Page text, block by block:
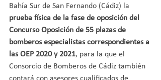
Bahía Sur de San Fernando (Cádiz) la
prueba física de la fase de oposición del
Concurso Oposición de 55 plazas de
bomberos especialistas correspondientes a
las OEP 2020 y 2021, para la que el
Consorcio de Bomberos de Cádiz también